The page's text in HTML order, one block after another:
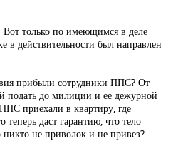
только по имеющимся в деле
в действительности был направлен
прибыли сотрудники ППС? От
подать до милиции и ее дежурной
приехали в квартиру, где
теперь даст гарантию, что тело
никто не приволок и не привез?